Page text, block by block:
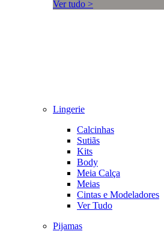
Ver tudo >
Lingerie
Calcinhas
Sutiãs
Kits
Body
Meia Calça
Meias
Cintas e Modeladores
Ver Tudo
Pijamas